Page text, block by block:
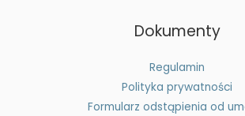
Dokumenty
Regulamin
Polityka prywatności
Formularz odstąpienia od